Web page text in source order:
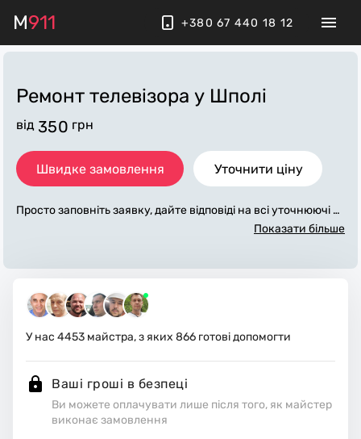
M911 +380 67 440 18 12
Ремонт телевізора у Шполі
від 350 грн
Швидке замовлення Уточнити ціну
Просто заповніть заявку, дайте відповіді на всі уточнюючі за
питання по «ремонт телевізора». Ми зв'яжемося з вами про
вці стежать за чистотою та прибирають робоче місце.
Показати більше
У нас 4453 майстра, з яких 866 готові допомогти
Ваші гроші в безпеці
Ви можете оплачувати лише після того, як майстер
виконає замовлення